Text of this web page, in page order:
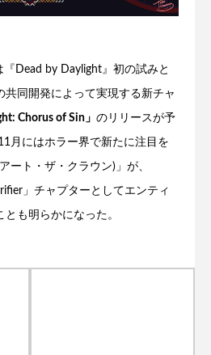
Dead by Daylight』初の試みと
共同開発によって実現する新チャ
Chorus of Sin」 のリリースが予
月にはホラー界で新たに注目を
ート・ザ・クラウン)」が、
」チャプターとしてエンティ
も明らかになった。